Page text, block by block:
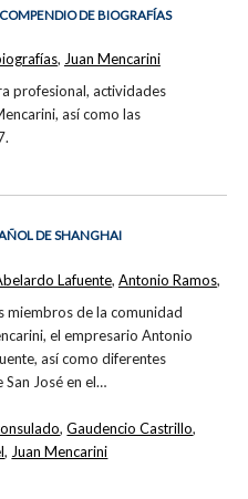
DE BIOGRAFÍAS
profesional, actividades
así como las
, Juan Mencarini
DE SHANGHAI
miembros de la comunidad
el empresario Antonio
así como diferentes
José en el…
Lafuente, Antonio Ramos,
,Gaudencio Castrillo,
, Juan Mencarini